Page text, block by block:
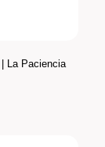
La Paciencia